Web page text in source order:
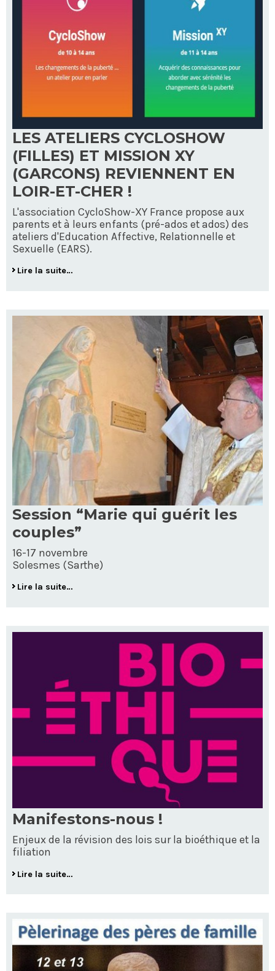
LES ATELIERS CYCLOSHOW
(FILLES) ET MISSION XY
(GARCONS) REVIENNENT EN
LOIR-ET-CHER !
L'association CycloShow-XY France propose aux
parents et à leurs enfants (pré-ados et ados) des
ateliers d'Education Affective, Relationnelle et
Sexuelle (EARS).
Lire la suite…
Session “Marie qui guérit les
couples”
16-17 novembre
Solesmes (Sarthe)
Lire la suite…
Manifestons-nous !
Enjeux de la révision des lois sur la bioéthique et la
filiation
Lire la suite…